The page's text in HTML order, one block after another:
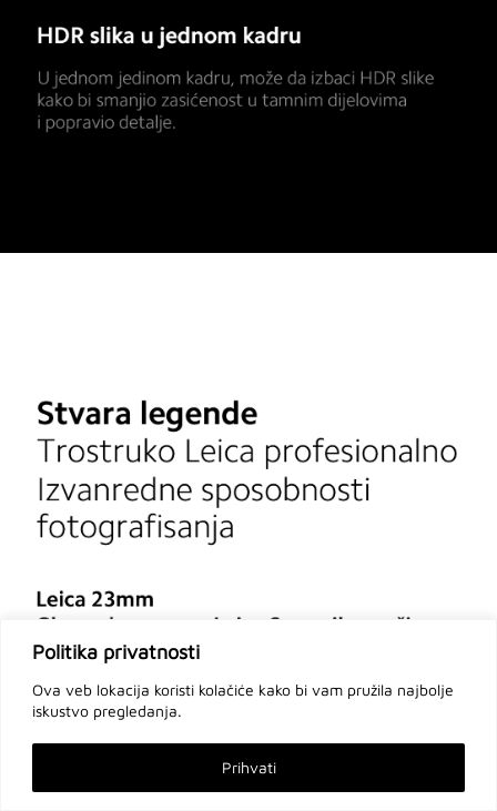
Politika privatnosti
Ova veb lokacija koristi kolačiće kako bi vam pružila najbolje
iskustvo pregledanja.
Prihvati